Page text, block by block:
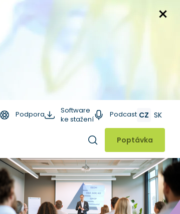
Podpora
Software
ke stažení
Podcast CZ SK
Hledat
Poptávka